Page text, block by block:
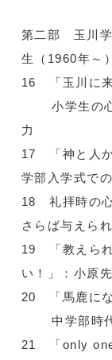
第二部 玉川学
生（1960年～
16 「玉川に
小学生の心
力
17 「神と人か
学部入学式で
18 礼拝時の心
さらば与えら
19 「教えら
い！」：小原
20 「馬鹿にな
中学部時代
21 「only